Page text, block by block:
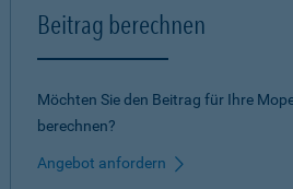
Beitrag berechnen
Möchten Sie den Beitrag für Ihre
berechnen?
Angebot anfordern